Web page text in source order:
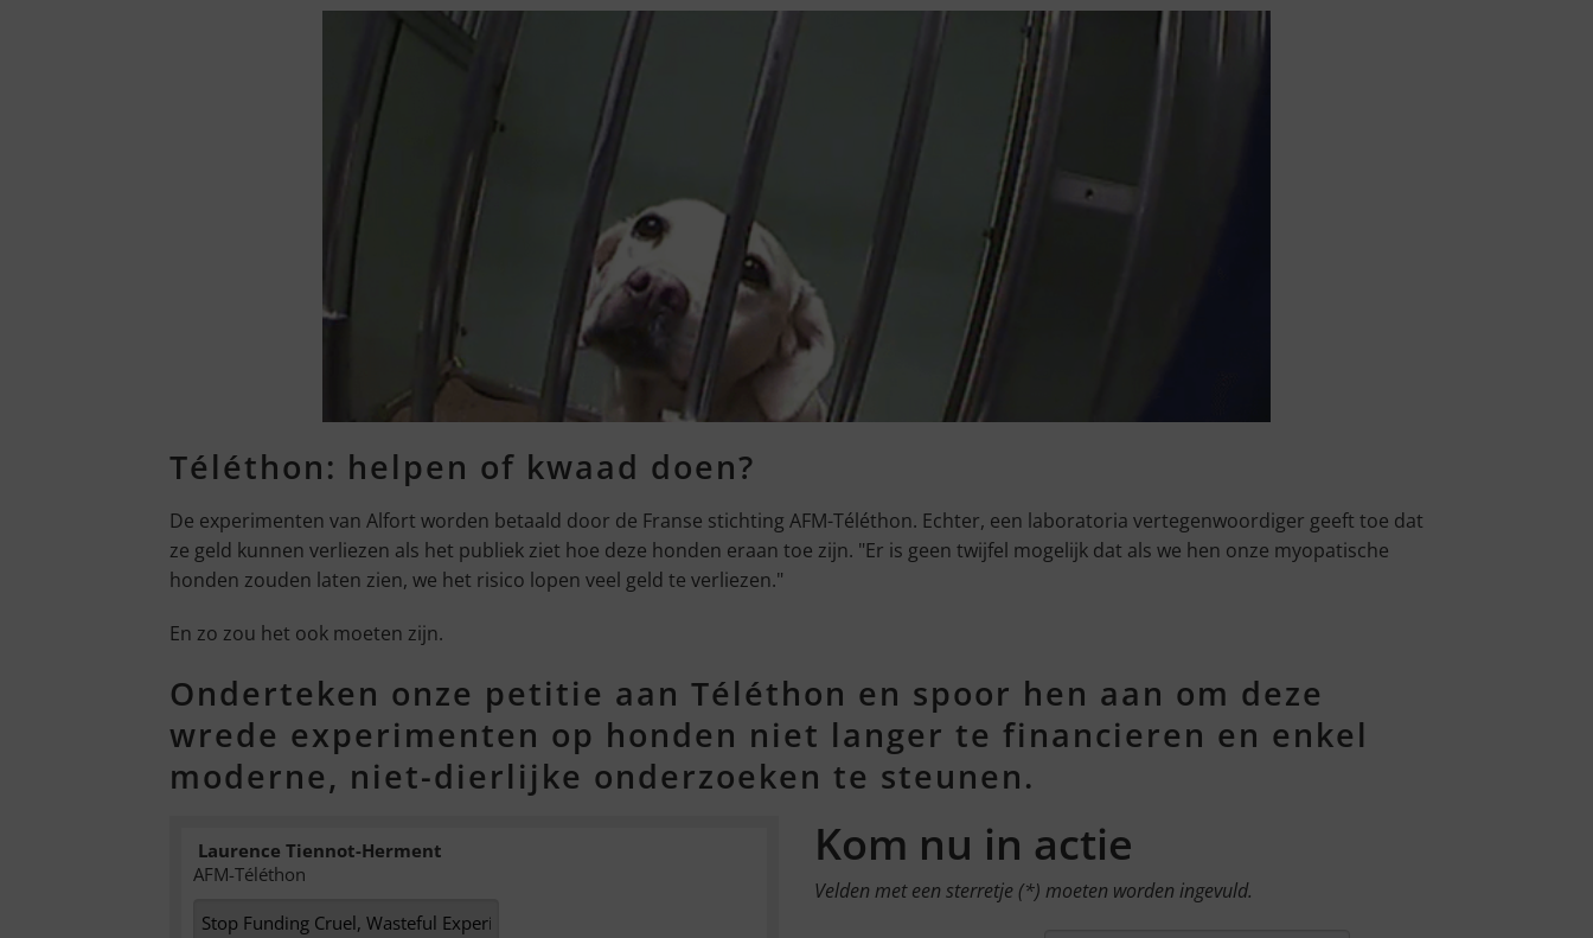
Téléthon: helpen of kwaad doen?
De experimenten van Alfort worden betaald door de Franse stichting AFM-Téléthon. Echter, een laboratoria vertegenwoordiger geeft toe dat
ze geld kunnen verliezen als het publiek ziet hoe deze honden eraan toe zijn. "Er is geen twijfel mogelijk dat als we hen onze myopatische
honden zouden laten zien, we het risico lopen veel geld te verliezen."
En zo zou het ook moeten zijn.
Onderteken onze petitie aan Téléthon en spoor hen aan om deze
wrede experimenten op honden niet langer te financieren en enkel
moderne, niet-dierlijke onderzoeken te steunen.
Laurence Tiennot-Herment
AFM-Téléthon
Kom nu in actie
Velden met een sterretje (*) moeten worden ingevuld.